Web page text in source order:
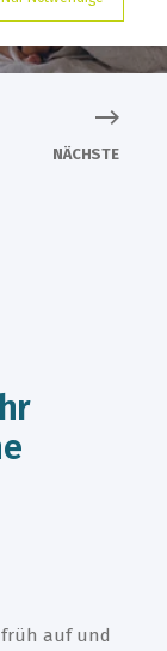
NÄCHSTE
früh auf und